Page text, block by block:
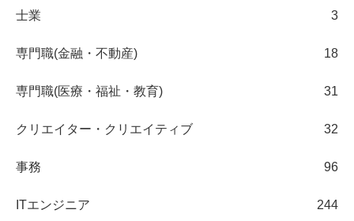
士業 3
専門職(金融・不動産) 18
専門職(医療・福祉・教育) 31
クリエイター・クリエイティブ 32
事務 96
ITエンジニア 244